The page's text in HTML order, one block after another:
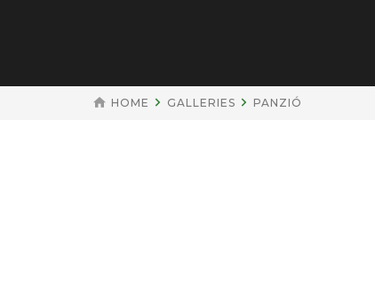
HOME GALLERIES PANZIÓ